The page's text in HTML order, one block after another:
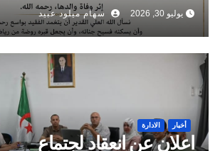
يوليو 30, 2026 سهام ميلود عبيد
أخبار الادارة
اعلان عن انعقاد لجتماع